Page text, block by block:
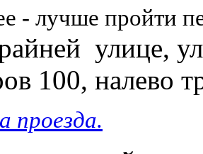
- лучше пройти
улице,
100, налево
проезда.